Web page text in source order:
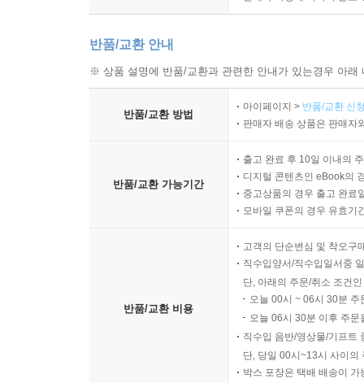
반품/교환 안내
※ 상품 설명에 반품/교환과 관련한 안내가 있는경우 아
반품/교환 방법
마이페이지 > 반품/교환 신
판매자 배송 상품은 판매자
반품/교환 가능기간
출고 완료 후 10일 이내의
디지털 콘텐츠인 eBook의
중고상품의 경우 출고 완료
모바일 쿠폰의 경우 유효기
반품/교환 비용
고객의 단순변심 및 착오구
직수입양서/직수입일서중
단, 아래의 주문/취소 조건
오늘 00시 ~ 06시 30분
오늘 06시 30분 이후 주
직수입 음반/영상물/기프트
단, 당일 00시~13시 사이의
박스 포장은 택배 배송이